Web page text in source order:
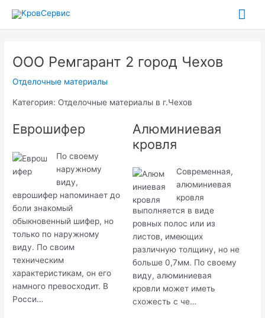
содержимому
ООО Ремгарант 2 город Чехов
Отделочные материалы
Категория: Отделочные материалы в г.Чехов
Еврошифер
По своему
наружному
виду,
еврошифер напоминает до
боли знакомый
обыкновенный шифер, но
только по наружному
виду. По своим
техническим
характеристикам, он его
намного превосходит. В
Росси…
Алюминиевая
кровля
Современная,
алюминиевая
кровля
выполняется в виде
ровных полос или из
листов, имеющих
различную толщину, но не
больше 0,7мм. По своему
виду, алюминиевая
кровли может иметь
схожесть с че…